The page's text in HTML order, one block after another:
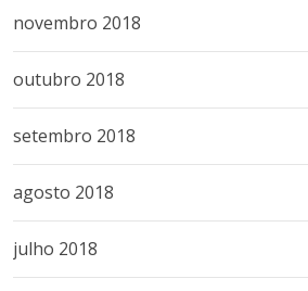
novembro 2018
outubro 2018
setembro 2018
agosto 2018
julho 2018